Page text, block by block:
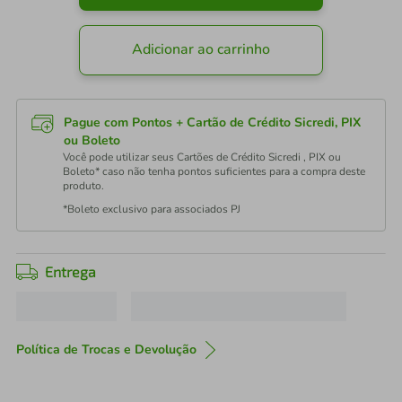
Adicionar ao carrinho
Pague com Pontos + Cartão de Crédito Sicredi, PIX
ou Boleto
Você pode utilizar seus Cartões de Crédito Sicredi , PIX ou
Boleto* caso não tenha pontos suficientes para a compra deste
produto.
*Boleto exclusivo para associados PJ
Entrega
Política de Trocas e Devolução